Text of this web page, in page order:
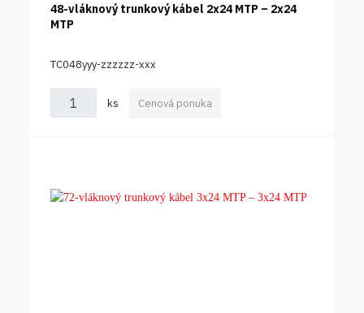
48-vláknový trunkový kábel 2x24 MTP – 2x24
MTP
TC048yyy-zzzzzz-xxx
ks Cenová ponuka